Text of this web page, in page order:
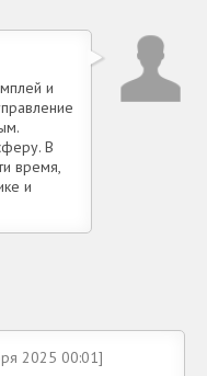
и
В
время,
и
2025 00:01]